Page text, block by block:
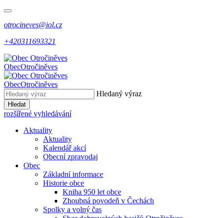
otrocineves@iol.cz
+420311693321
ObecOtročiněves
ObecOtročiněves
Hledaný výraz
Hledat
rozšířené vyhledávání
Aktuality
Aktuality
Kalendář akcí
Obecní zpravodaj
Obec
Základní informace
Historie obce
Kniha 950 let obce
Zhoubná povodeň v Čechách
Spolky a volný čas